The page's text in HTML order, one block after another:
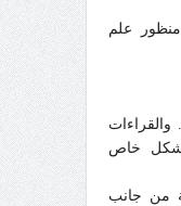
علم
بشكل خاص
من جانب